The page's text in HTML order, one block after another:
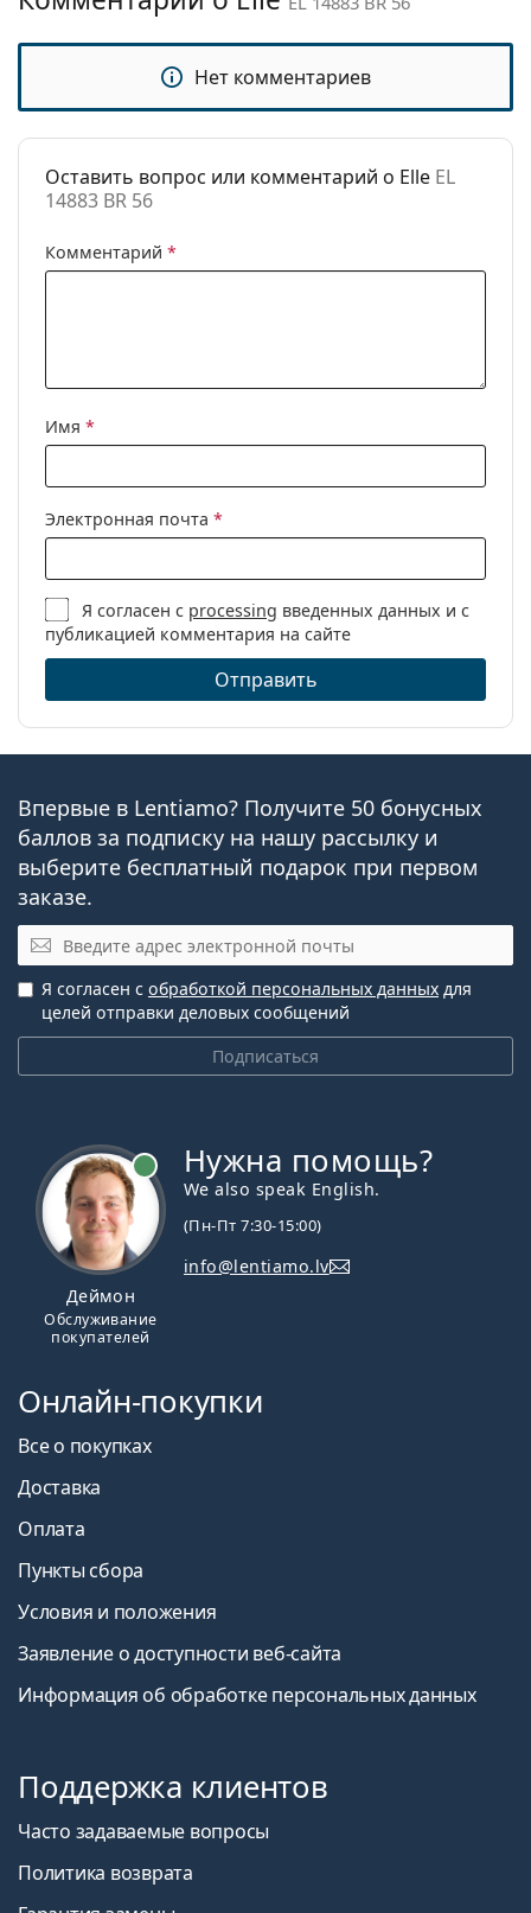
Категория:
Солнцезащитные очки
Бренд:
Elle
Использование:
Модные
Нет комментариев
Оставить вопрос или комментарий о Elle EL
14883 BR 56
Комментарий *
Имя *
Электронная почта *
Я согласен с processing введенных данных и с
публикацией комментария на сайте
Отправить
Впервые в Lentiamo? Получите 50 бонусных
баллов за подписку на нашу рассылку и
выберите бесплатный подарок при первом
заказе.
Эл. почта
Подписаться
Я согласен с обработкой персональных данных для
целей отправки деловых сообщений
Деймон
Обслуживание
покупателей
Нужна помощь?
We also speak English.
(Пн-Пт 7:30-15:00)
info@lentiamo.lv
Онлайн-покупки
Все о покупках
Доставка
Оплата
Пункты сбора
Условия и положения
Заявление о доступности веб-сайта
Информация об обработке персональных данных
Поддержка клиентов
Часто задаваемые вопросы
Политика возврата